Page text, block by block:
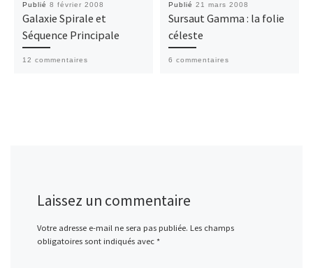
Publié 8 février 2008
Galaxie Spirale et
Séquence Principale
12 commentaires
Publié 21 mars 2008
Sursaut Gamma : la folie
céleste
6 commentaires
Laissez un commentaire
Votre adresse e-mail ne sera pas publiée. Les champs
obligatoires sont indiqués avec *